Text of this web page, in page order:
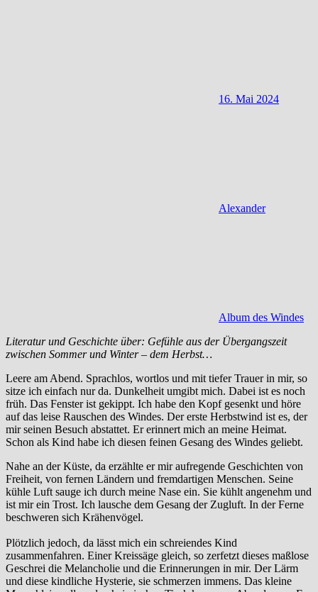
16. Mai 2024
Alexander
Album des Windes
Literatur und Geschichte über: Gefühle aus der Übergangszeit
zwischen Sommer und Winter – dem Herbst…
Leere am Abend. Sprachlos, wortlos und mit tiefer Trauer in mir, so
sitze ich einfach nur da. Dunkelheit umgibt mich. Dabei ist es noch
früh. Das Fenster ist gekippt. Ich habe den Kopf gesenkt und höre
auf das leise Rauschen des Windes. Der erste Herbstwind ist es, der
mir seinen Besuch abstattet. Er erinnert mich an meine Heimat.
Schon als Kind habe ich diesen feinen Gesang des Windes geliebt.
Nahe an der Küste, da erzählte er mir aufregende Geschichten von
Freiheit, von fernen Ländern und fremdartigen Menschen. Seine
kühle Luft sauge ich durch meine Nase ein. Sie kühlt angenehm und
ist mir ein Trost. Ich lausche dem Gesang der Zugluft. In der Ferne
beschweren sich Krähenvögel.
Plötzlich jedoch, da lässt mich ein schreiendes Kind
zusammenfahren. Einer Kreissäge gleich, so zerfetzt dieses maßlose
Geschrei die Melancholie und die Erinnerungen in mir. Der Lärm
und diese kindliche Hysterie, sie schmerzen immens. Das kleine